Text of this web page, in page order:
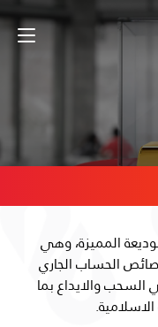
المميزة، وهي
الحساب الجاري
السحب والايداع بما